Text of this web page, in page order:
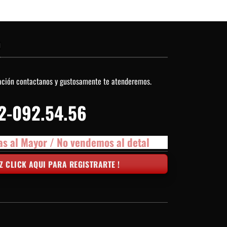
contactanos y gustosamente te atenderemos.
092.54.56
al Mayor / No vendemos al detal
CLICK AQUI PARA REGISTRARTE !